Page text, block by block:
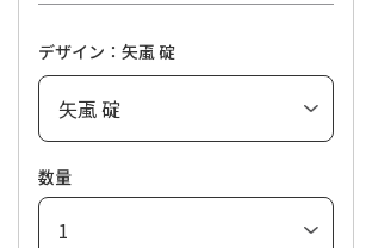
デザイン：矢颪 碇
数量